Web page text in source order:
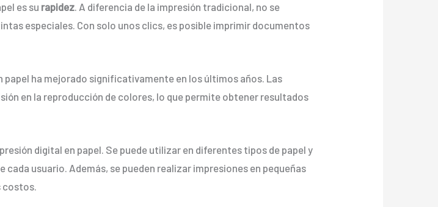
es su rapidez. A diferencia de la impresión tradicional, no se
especiales. Con solo unos clics, es posible imprimir documentos
papel ha mejorado significativamente en los últimos años. Las
en la reproducción de colores, lo que permite obtener resultados
digital en papel. Se puede utilizar en diferentes tipos de papel y
usuario. Además, se pueden realizar impresiones en pequeñas
costos.